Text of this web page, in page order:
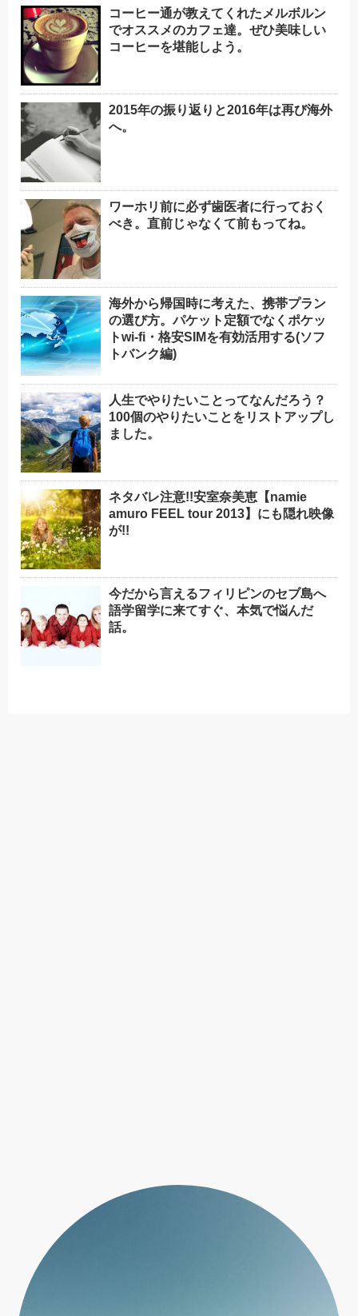
コーヒー通が教えてくれたメルボルン
でオススメのカフェ達。ぜひ美味しい
コーヒーを堪能しよう。
2015年の振り返りと2016年は再び海外
へ。
ワーホリ前に必ず歯医者に行っておく
べき。直前じゃなくて前もってね。
海外から帰国時に考えた、携帯プラン
の選び方。パケット定額でなくポケッ
トwi-fi・格安SIMを有効活用する(ソフ
トバンク編)
人生でやりたいことってなんだろう？
100個のやりたいことをリストアップし
ました。
ネタバレ注意!!安室奈美恵【namie
amuro FEEL tour 2013】にも隠れ映像
が!!
今だから言えるフィリピンのセブ島へ
語学留学に来てすぐ、本気で悩んだ
話。